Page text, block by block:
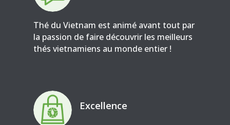
Thé du Vietnam est animé avant tout par
la passion de faire découvrir les meilleurs
thés vietnamiens au monde entier !
Excellence